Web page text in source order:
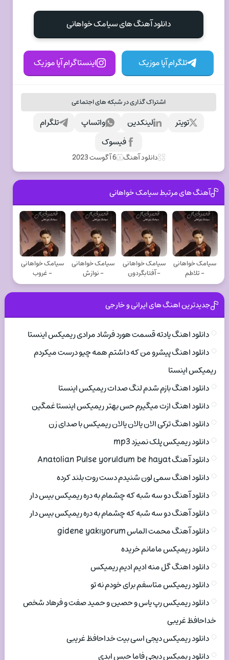
دانلود آهنگ های سیامک خواهانی
تلگرام آپا موزیک اینستاگرام آپا موزیک
اشتراک گذاری در شبکه های اجتماعی
تلگرام واتساپ لینکدین
تویتر
فیسوک
دانلود آهنگ 6 آگوست 2023
آهنگ های مرتبط سیامک خواهانی
سیامک خواهانی
- تلاطم
سیامک خواهانی
- آفتابگردون
سیامک خواهانی
- نوازش
سیامک خواهانی
- غروب
جدیدترین اهنگ های ایرانی و خارجی
دانلود اهنگ یادته قسمت هورد فرشاد مرادی ریمیکس اینستا
دانلود اهنگ پیشرو من که داشتم همه چیو درست میکردم
ریمیکس اینستا
دانلود اهنگ بازم شدم لنگ صدات ریمیکس اینستا
دانلود اهنگ ازت میگیرم حس بهتر ریمیکس اینستا غمگین
دانلود اهنگ ترکی الان یالان یالان ریمیکس با صدای زن
دانلود ریمیکس پلک نمیزد mp3
دانلود آهنگ Anatolian Pulse yoruldum be hayat
دانلود اهنگ سمی لون شنیدم دست روت بلند کرده
دانلود آهنگ دو سه شبه که چشمام به دره ریمیکس بیس دار
دانلود آهنگ دو سه شبه که چشمام به دره ریمیکس بیس دار
دانلود آهنگ محمت الماس gidene yakıyorum
دانلود ریمیکس مامانم خریده
دانلود اهنگ گل منه ادیم ادیم ریمیکس
دانلود ریمیکس متاسفم برای خودم نه تو
دانلود ریمیکس رپ یاس و حصین و حمید صفت و فرهاد شخص
خداحافظ غریبی
دانلود ریمیکس دیجی اسی بیت خداحافظ غریبی
دانلود ریمیکس دیجی فاما حبس ابدی